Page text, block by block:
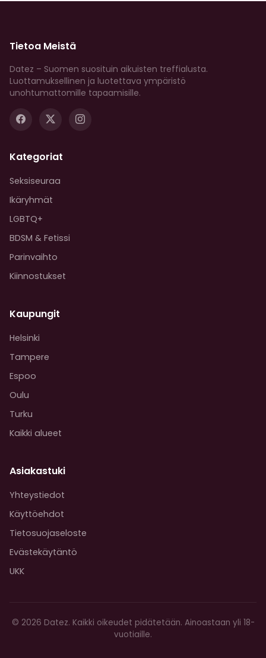
Tietoa Meistä
Datez – Suomen suosituin aikuisten treffialusta.
Luottamuksellinen ja luotettava ympäristö
unohtumattomille tapaamisille.
Kategoriat
Seksiseuraa
Ikäryhmät
LGBTQ+
BDSM & Fetissi
Parinvaihto
Kiinnostukset
Kaupungit
Helsinki
Tampere
Espoo
Oulu
Turku
Kaikki alueet
Asiakastuki
Yhteystiedot
Käyttöehdot
Tietosuojaseloste
Evästekäytäntö
UKK
© 2026 Datez. Kaikki oikeudet pidätetään. Ainoastaan yli 18-
vuotiaille.